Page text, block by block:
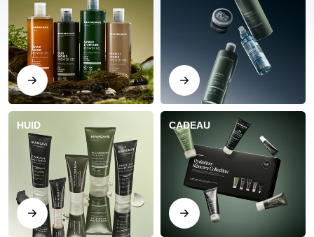
HUID CADEAU